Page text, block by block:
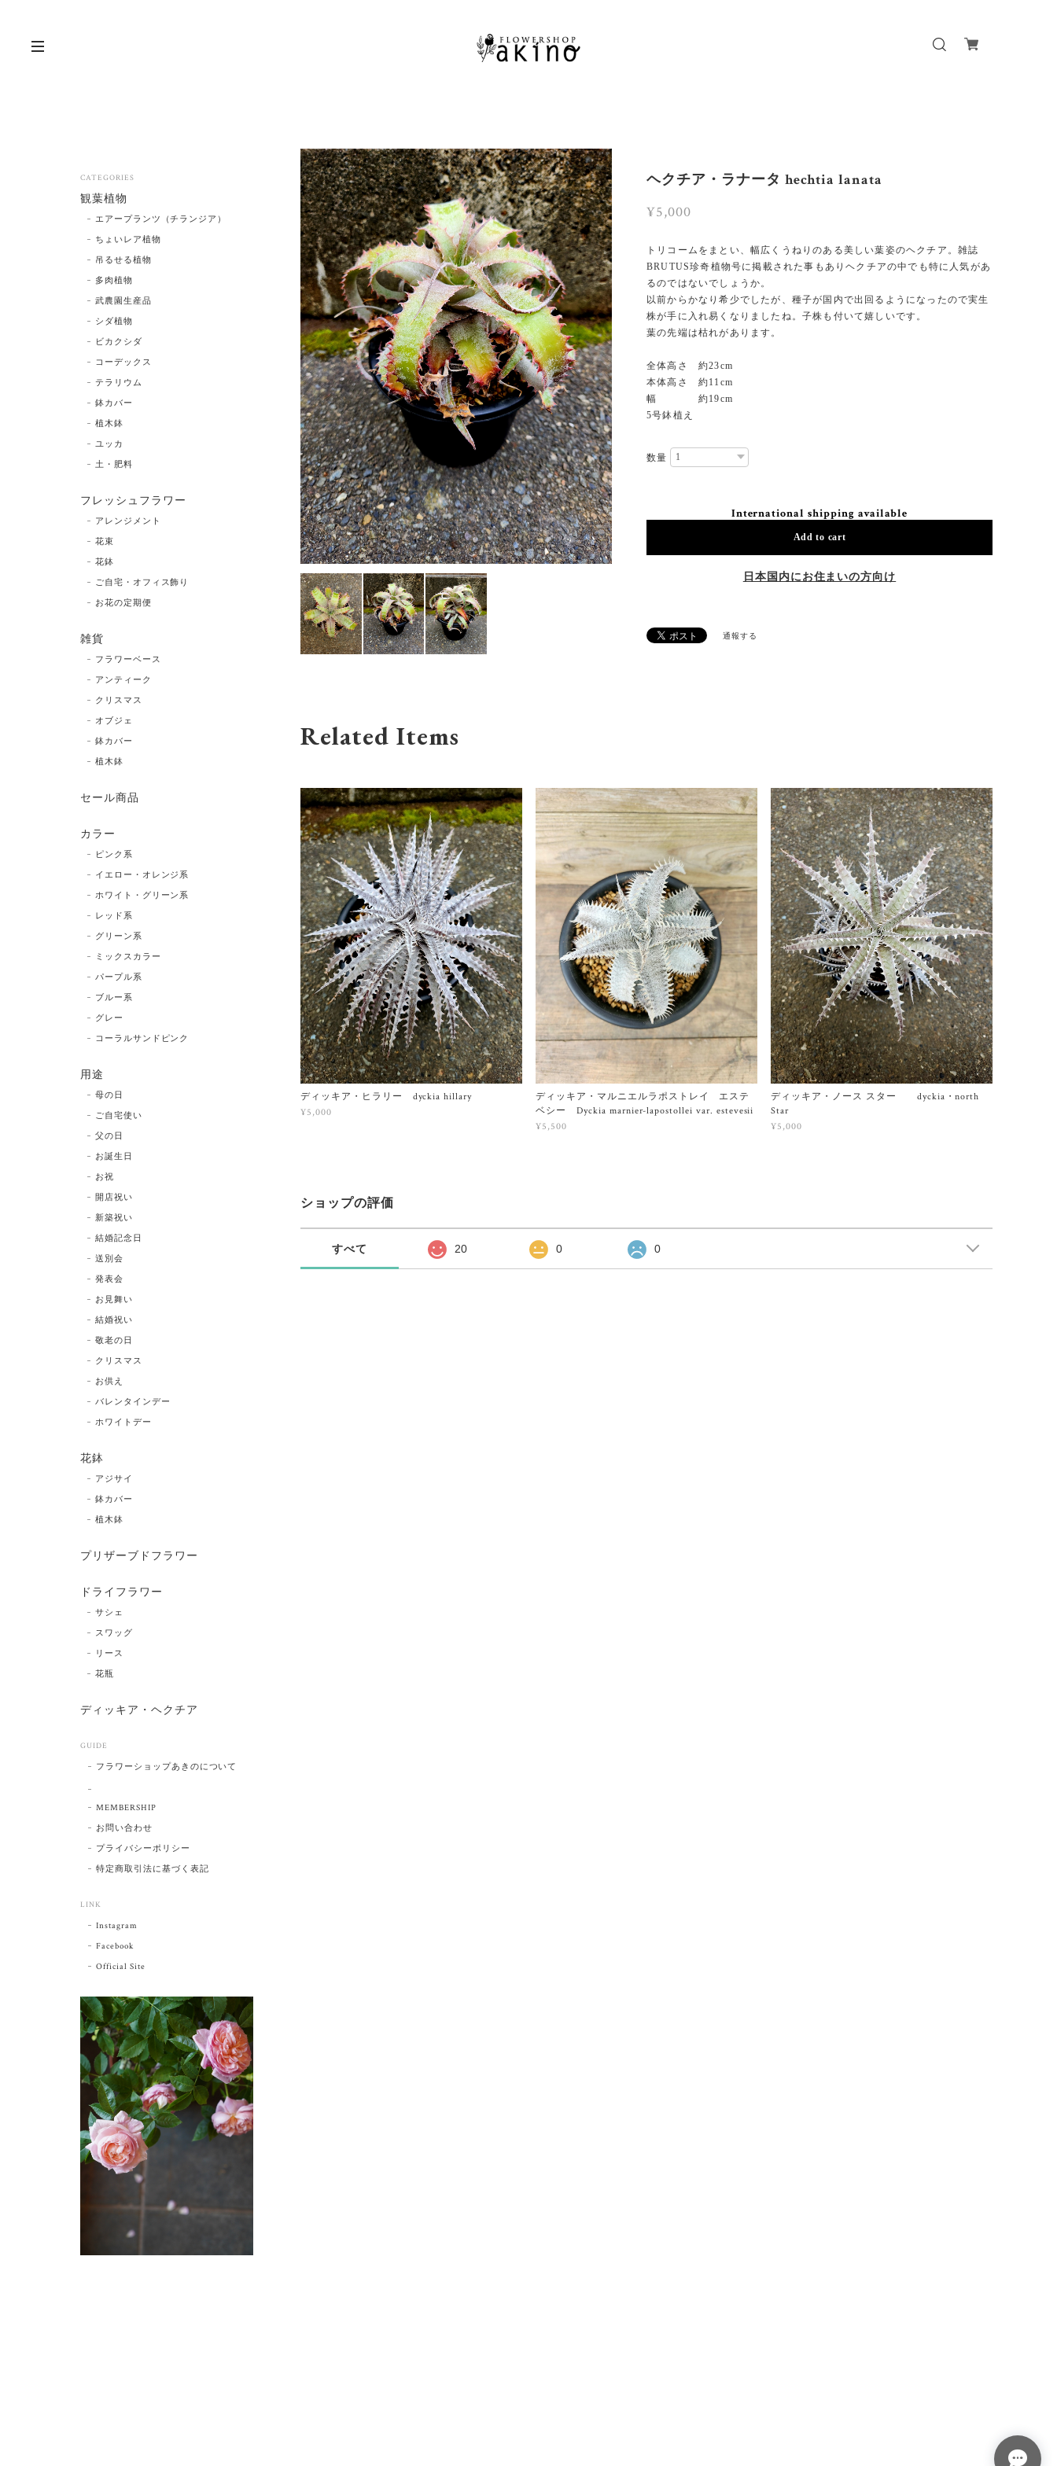
ヘクチア・ラナータ hechtia lanata
¥5,000
トリコームをまとい、幅広くうねりのある美しい葉姿のヘクチア。雑誌
BRUTUS珍奇植物号に掲載された事もありヘクチアの中でも特に人気があ
るのではないでしょうか。
以前からかなり希少でしたが、種子が国内で出回るようになったので実生
株が手に入れ易くなりましたね。子株も付いて嬉しいです。
葉の先端は枯れがあります。
全体高さ 約23cm
本体高さ 約11cm
幅 約19cm
5号鉢植え
数量
International shipping available
Add to cart
日本国内にお住まいの方向け
通報する
Related Items
ディッキア・ヒラリー dyckia hillary
¥5,000
ディッキア・マルニエルラポストレイ エステ
ベシー Dyckia marnier-lapostollei var. estevesii
¥5,500
ディッキア・ノース スター dyckia・north
Star
¥5,000
ショップの評価
すべて 20 0 0
CATEGORIES
観葉植物
エアープランツ（チランジア）
ちょいレア植物
吊るせる植物
多肉植物
武農園生産品
シダ植物
ビカクシダ
コーデックス
テラリウム
鉢カバー
植木鉢
ユッカ
土・肥料
フレッシュフラワー
アレンジメント
花束
花鉢
ご自宅・オフィス飾り
お花の定期便
雑貨
フラワーベース
アンティーク
クリスマス
オブジェ
鉢カバー
植木鉢
セール商品
カラー
ピンク系
イエロー・オレンジ系
ホワイト・グリーン系
レッド系
グリーン系
ミックスカラー
パープル系
ブルー系
グレー
コーラルサンドピンク
用途
母の日
ご自宅使い
父の日
お誕生日
お祝
開店祝い
新築祝い
結婚記念日
送別会
発表会
お見舞い
結婚祝い
敬老の日
クリスマス
お供え
バレンタインデー
ホワイトデー
花鉢
アジサイ
鉢カバー
植木鉢
プリザーブドフラワー
ドライフラワー
サシェ
スワッグ
リース
花瓶
ディッキア・ヘクチア
GUIDE
フラワーショップあきのについて
MEMBERSHIP
お問い合わせ
プライバシーポリシー
特定商取引法に基づく表記
LINK
Instagram
Facebook
Official Site